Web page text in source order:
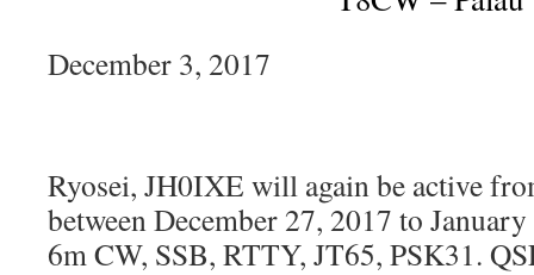
December 3, 2017
Ryosei, JH0IXE will again be active
between December 27, 2017 to
6m CW, SSB, RTTY, JT65, PSK31.